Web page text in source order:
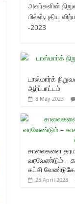
அவர்களின்
மில்ஸ்,புதிய
-2023
டாஸ்மார்க்
ஆர்ப்பாட்டம்
8 May 2023
சாலைகளை
வரவேண்டும் –
கட்சி
25 April 2023